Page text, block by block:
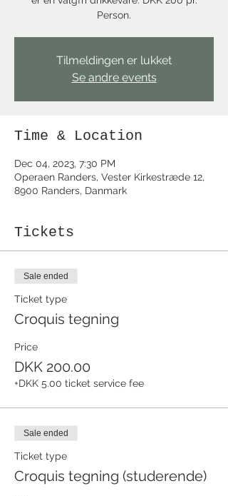
Person.
Tilmeldingen er lukket
Se andre events
Time & Location
Dec 04, 2023, 7:30 PM
Operaen Randers, Vester Kirkestræde 12,
8900 Randers, Danmark
Tickets
Sale ended
Ticket type
Croquis tegning
Price
DKK 200.00
+DKK 5.00 ticket service fee
Sale ended
Ticket type
Croquis tegning (studerende)